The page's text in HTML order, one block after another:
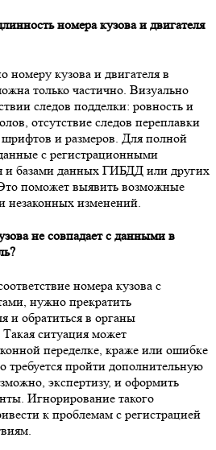
номера кузова и двигателя
номеру кузова и двигателя в
только частично. Визуально
следов подделки: ровность и
отсутствие следов переплавки
шрифтов и размеров. Для полной
с регистрационными
и базами данных ГИБДД или других
поможет выявить возможные
незаконных изменений.
не совпадает с данными в
номера кузова с
нужно прекратить
и обратиться в органы
ситуация может
переделке, краже или ошибке
пройти дополнительную
экспертизу, и оформить
Игнорирование такого
к проблемам с регистрацией